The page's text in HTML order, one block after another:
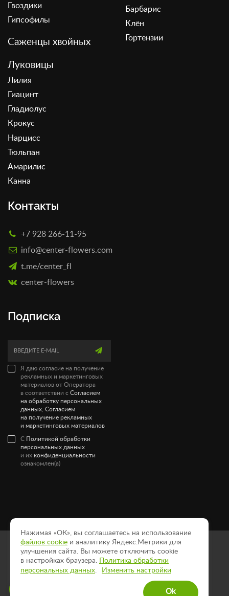
Гвоздики
Гипсофилы
Саженцы хвойных
Барбарис
Клён
Гортензии
Луковицы
Лилия
Гиацинт
Гладиолус
Крокус
Нарцисс
Тюльпан
Амарилис
Канна
Контакты
+7 928 266-11-95
info@center-flowers.com
t.me/center_fl
сenter-flowers
Подписка
Я даю согласие на получение
рекламных и маркетинговых
материалов от Оператора
в соответствии с Согласием
на обработку персональных
данных Согласием
на получение рекламных
и маркетинговых материалов
С Политикой обработки
персональных данных
и их конфиденциальности
ознакомлен(а)
Компания Center-Flowers.
Политика конфиденциальности
Пользовательское соглашение
Согласие на рассылку
Нажимая «ОК», вы соглашаетесь на использование
файлов cookie и аналитику Яндекс.Метрики для
улучшения сайта. Вы можете отключить cookie
в настройках браузера.
Политика обработки
персональных данных. Изменить настройки
Ok